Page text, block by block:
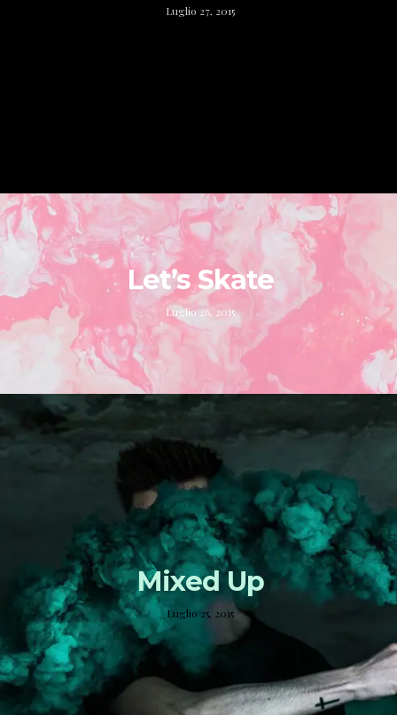
Luglio 27, 2015
Let’s Skate
Luglio 26, 2015
Mixed Up
Luglio 25, 2015